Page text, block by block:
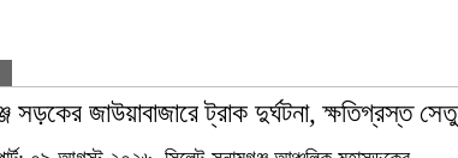
সড়কের জাউয়াবাজারে ট্রাক দুর্ঘটনা, ক্ষতিগ্রস্ত সেতু